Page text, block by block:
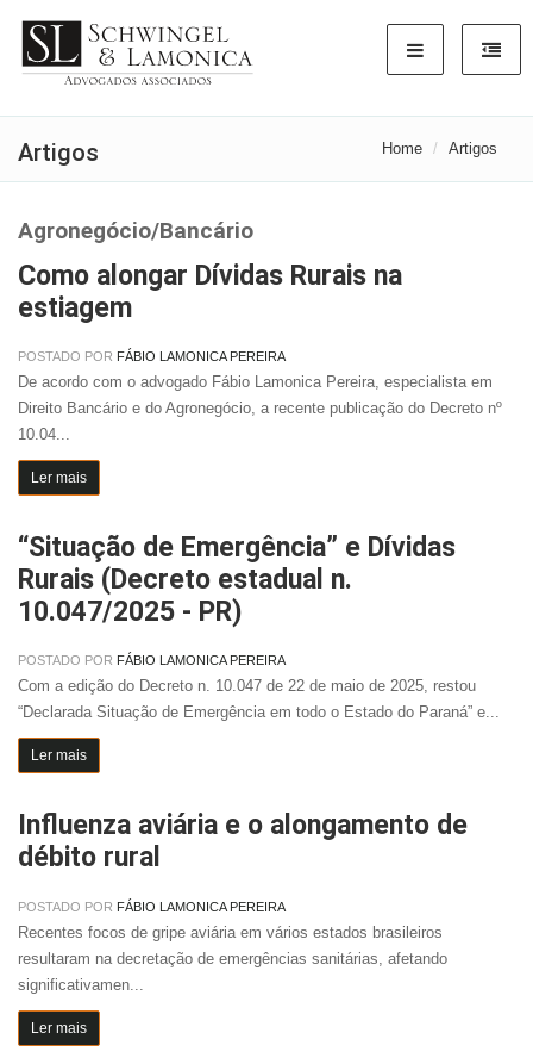
Artigos Home Artigos
Agronegócio/Bancário
Como alongar Dívidas Rurais na
estiagem
POSTADO POR FÁBIO LAMONICA PEREIRA
De acordo com o advogado Fábio Lamonica Pereira, especialista em
Direito Bancário e do Agronegócio, a recente publicação do Decreto nº
10.04...
Ler mais
“Situação de Emergência” e Dívidas
Rurais (Decreto estadual n.
10.047/2025 - PR)
POSTADO POR FÁBIO LAMONICA PEREIRA
Com a edição do Decreto n. 10.047 de 22 de maio de 2025, restou
“Declarada Situação de Emergência em todo o Estado do Paraná” e...
Ler mais
Influenza aviária e o alongamento de
débito rural
POSTADO POR FÁBIO LAMONICA PEREIRA
Recentes focos de gripe aviária em vários estados brasileiros
resultaram na decretação de emergências sanitárias, afetando
significativamen...
Ler mais